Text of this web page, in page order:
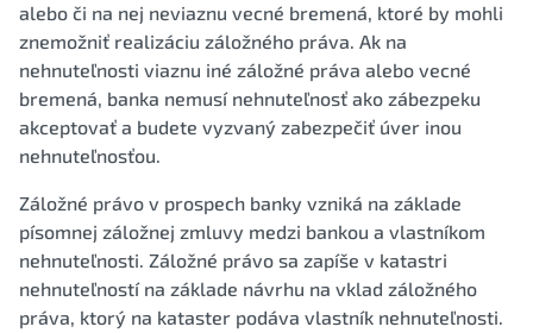
alebo či na nej neviaznu vecné bremená, ktoré by mohli
znemožniť realizáciu záložného práva. Ak na
nehnuteľnosti viaznu iné záložné práva alebo vecné
bremená, banka nemusí nehnuteľnosť ako zábezpeku
akceptovať a budete vyzvaný zabezpečiť úver inou
nehnuteľnosťou.
Záložné právo v prospech banky vzniká na základe
písomnej záložnej zmluvy medzi bankou a vlastníkom
nehnuteľnosti. Záložné právo sa zapíše v katastri
nehnuteľností na základe návrhu na vklad záložného
práva, ktorý na kataster podáva vlastník nehnuteľnosti.